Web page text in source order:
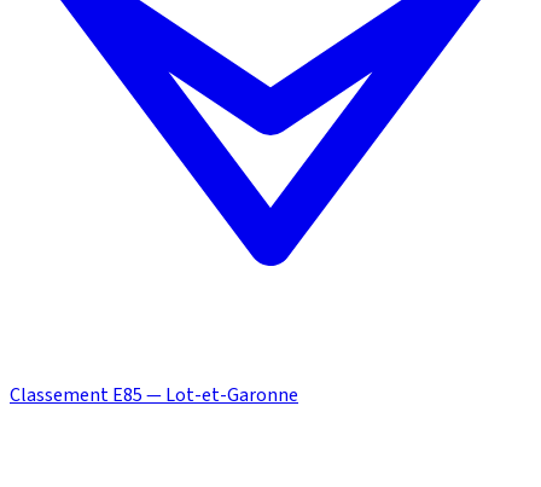
Classement E85 — Lot-et-Garonne